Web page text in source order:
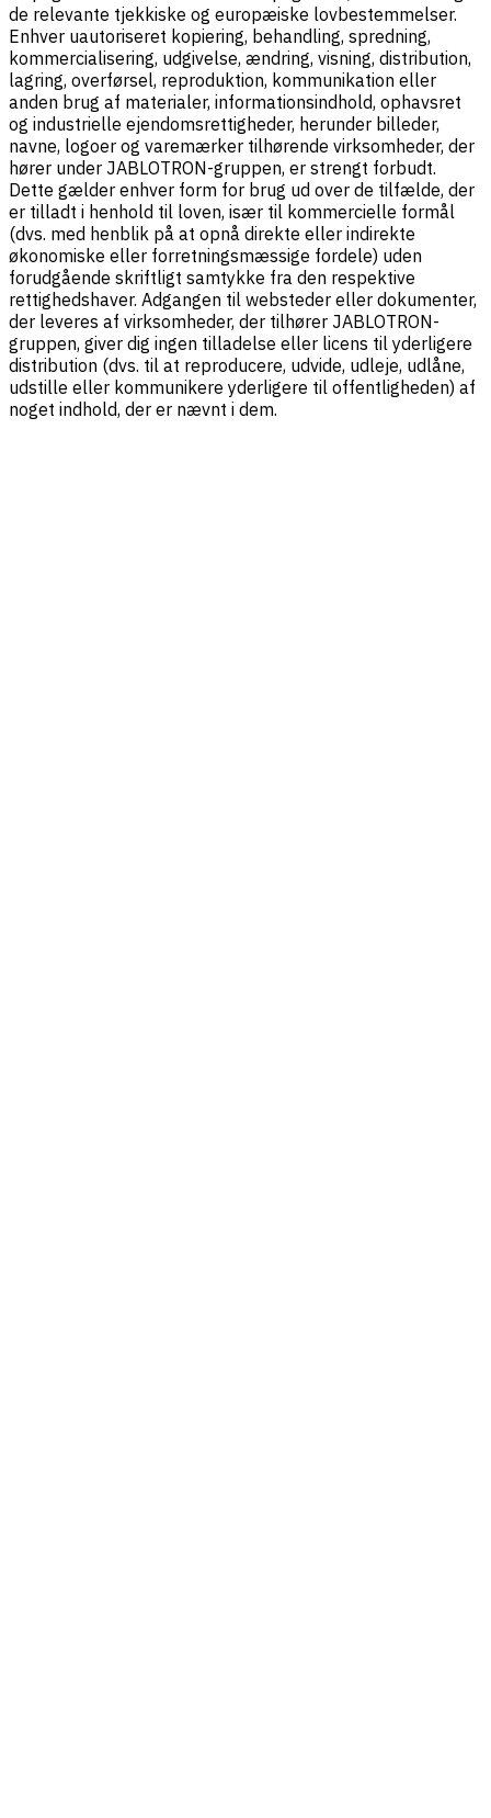
de relevante tjekkiske og europæiske lovbestemmelser.
Enhver uautoriseret kopiering, behandling, spredning,
kommercialisering, udgivelse, ændring, visning, distribution,
lagring, overførsel, reproduktion, kommunikation eller
anden brug af materialer, informationsindhold, ophavsret
og industrielle ejendomsrettigheder, herunder billeder,
navne, logoer og varemærker tilhørende virksomheder, der
hører under JABLOTRON-gruppen, er strengt forbudt.
Dette gælder enhver form for brug ud over de tilfælde, der
er tilladt i henhold til loven, især til kommercielle formål
(dvs. med henblik på at opnå direkte eller indirekte
økonomiske eller forretningsmæssige fordele) uden
forudgående skriftligt samtykke fra den respektive
rettighedshaver. Adgangen til websteder eller dokumenter,
der leveres af virksomheder, der tilhører JABLOTRON-
gruppen, giver dig ingen tilladelse eller licens til yderligere
distribution (dvs. til at reproducere, udvide, udleje, udlåne,
udstille eller kommunikere yderligere til offentligheden) af
noget indhold, der er nævnt i dem.